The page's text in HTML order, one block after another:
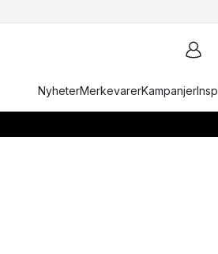
NyheterMerkevarerKampanjer